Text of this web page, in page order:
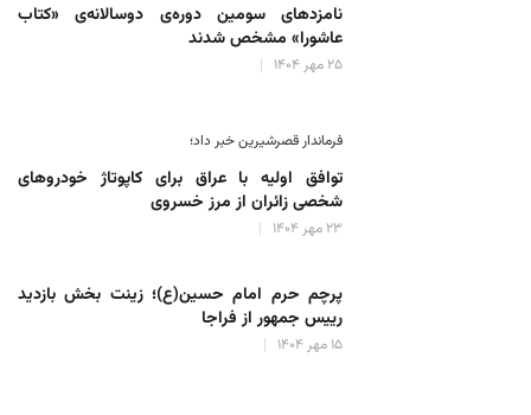
نامزدهای سومین دوره‌ی دوسالانه‌ی «کتاب
عاشورا» مشخص شدند
۲۵ مهر ۱۴۰۴
فرماندار قصرشیرین خبر داد؛
توافق اولیه با عراق برای کاپوتاژ خودروهای
شخصی زائران از مرز خسروی
۲۳ مهر ۱۴۰۴
پرچم حرم امام حسین(ع)؛ زینت بخش بازدید
رییس جمهور از فراجا
۱۵ مهر ۱۴۰۴